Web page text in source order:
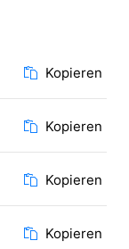
Kopieren
Kopieren
Kopieren
Kopieren